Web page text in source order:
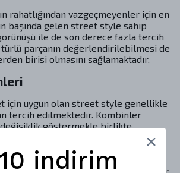
rahatlığından vazgeçmeyenler için en
başında gelen street style sahip
ile de son derece fazla tercih
parçanın değerlendirilebilmesi de
birisi olmasını sağlamaktadır.
için uygun olan street style genellikle
tercih edilmektedir. Kombinler
göstermekle birlikte
olduğu bir giyim tarzıdır. Ancak bu
söz konusu olduğu bir tarz
de gerekir. Yani rastgele
kombinlendiği bir tarz olmamaktadır.
indirim